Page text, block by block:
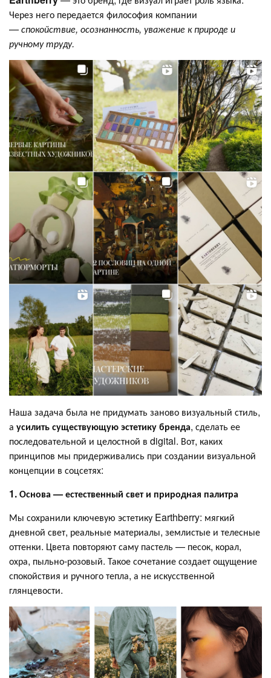
Через него передается философия компании
—спокойствие, осознанность, уважение к природе и
ручному труду.
Наша задача была не придумать заново визуальный стиль,
а усилить существующую эстетику бренда, сделать ее
последовательной и целостной в digital. Вот, каких
принципов мы придерживались при создании визуальной
концепции в соцсетях:
1. Основа — естественный свет и природная палитра
Мы сохранили ключевую эстетику Earthberry: мягкий
дневной свет, реальные материалы, землистые и телесные
оттенки. Цвета повторяют саму пастель — песок, корал,
охра, пыльно-розовый. Такое сочетание создает ощущение
спокойствия и ручного тепла, а не искусственной
глянцевости.